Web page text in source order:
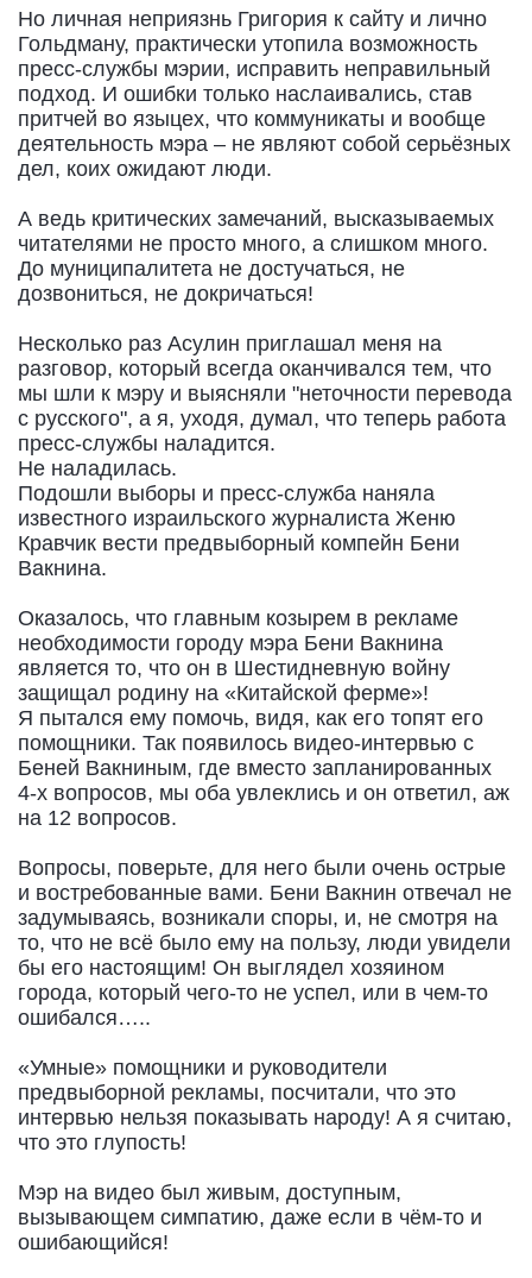
Но личная неприязнь Григория к сайту и лично
Гольдману, практически утопила возможность
пресс-службы мэрии, исправить неправильный
подход. И ошибки только наслаивались, став
притчей во языцех, что коммуникаты и вообще
деятельность мэра – не являют собой серьёзных
дел, коих ожидают люди.
А ведь критических замечаний, высказываемых
читателями не просто много, а слишком много.
До муниципалитета не достучаться, не
дозвониться, не докричаться!
Несколько раз Асулин приглашал меня на
разговор, который всегда оканчивался тем, что
мы шли к мэру и выясняли "неточности перевода
с русского", а я, уходя, думал, что теперь работа
пресс-службы наладится.
Не наладилась.
Подошли выборы и пресс-служба наняла
известного израильского журналиста Женю
Кравчик вести предвыборный компейн Бени
Вакнина.
Оказалось, что главным козырем в рекламе
необходимости городу мэра Бени Вакнина
является то, что он в Шестидневную войну
защищал родину на «Китайской ферме»!
Я пытался ему помочь, видя, как его топят его
помощники. Так появилось видео-интервью с
Беней Вакниным, где вместо запланированных
4-х вопросов, мы оба увлеклись и он ответил, аж
на 12 вопросов.
Вопросы, поверьте, для него были очень острые
и востребованные вами. Бени Вакнин отвечал не
задумываясь, возникали споры, и, не смотря на
то, что не всё было ему на пользу, люди увидели
бы его настоящим! Он выглядел хозяином
города, который чего-то не успел, или в чем-то
ошибался…..
«Умные» помощники и руководители
предвыборной рекламы, посчитали, что это
интервью нельзя показывать народу! А я считаю,
что это глупость!
Мэр на видео был живым, доступным,
вызывающем симпатию, даже если в чём-то и
ошибающийся!